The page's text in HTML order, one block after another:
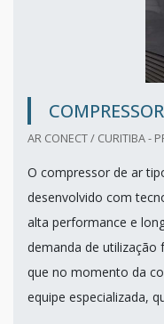
AR CONECT / CURITIBA -
O compressor de ar
desenvolvido com
alta performance e
demanda de utilização
que no momento da
equipe especializada,